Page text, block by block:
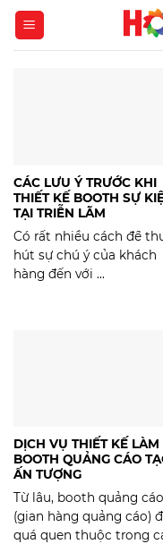
Skip
content
CÁC LƯU Ý TRƯỚC KHI
THIẾT KẾ BOOTH SỰ
TẠI TRIỄN LÃM
Có rất nhiều cách để
hút sự chú ý của khách
hàng đến với ...
DỊCH VỤ THIẾT KẾ LÀM
BOOTH QUẢNG CÁO
ẤN TƯỢNG
Từ lâu, booth quảng cáo
(gian hàng quảng cáo)
quá quen thuộc trong